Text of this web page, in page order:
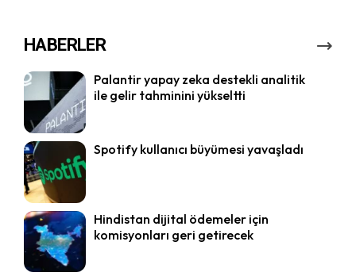
HABERLER
Palantir yapay zeka destekli analitik
ile gelir tahminini yükseltti
Spotify kullanıcı büyümesi yavaşladı
Hindistan dijital ödemeler için
komisyonları geri getirecek